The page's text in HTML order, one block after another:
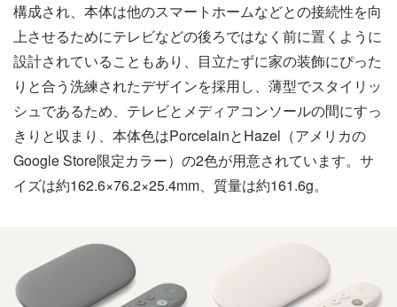
構成され、本体は他のスマートホームなどとの接続性を向
上させるためにテレビなどの後ろではなく前に置くように
設計されていることもあり、目立たずに家の装飾にぴった
りと合う洗練されたデザインを採用し、薄型でスタイリッ
シュであるため、テレビとメディアコンソールの間にすっ
きりと収まり、本体色はPorcelainとHazel（アメリカの
Google Store限定カラー）の2色が用意されています。サ
イズは約162.6×76.2×25.4mm、質量は約161.6g。